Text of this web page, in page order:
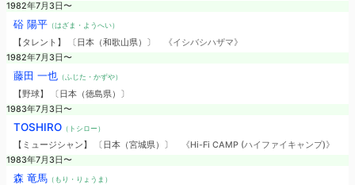
1982年7月3日〜
硲 陽平（はざま・ようへい）
【タレント】 〔日本（和歌山県）〕
《イシバシハザマ》
1982年7月3日〜
藤田 一也（ふじた・かずや）
【野球】 〔日本（徳島県）〕
1983年7月3日〜
TOSHIRO（トシロー）
【ミュージシャン】 〔日本（宮城県）〕
《Hi-Fi CAMP (ハイファイキャンプ)》
1983年7月3日〜
森 竜馬（もり・りょうま）